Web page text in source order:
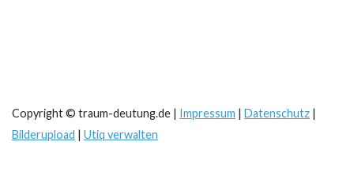
Copyright © traum-deutung.de | Impressum | Datenschutz |
Bilderupload | Utiq verwalten